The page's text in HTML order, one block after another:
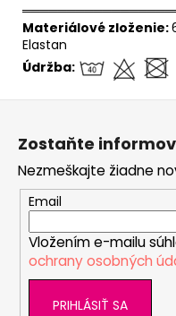
Materiálové zloženie:
Elastan
Údržba:
Zostaňte
Nezmeškajte žiadne
Email
Vložením e-mailu
ochrany osobných
PRIHLÁSIŤ SA